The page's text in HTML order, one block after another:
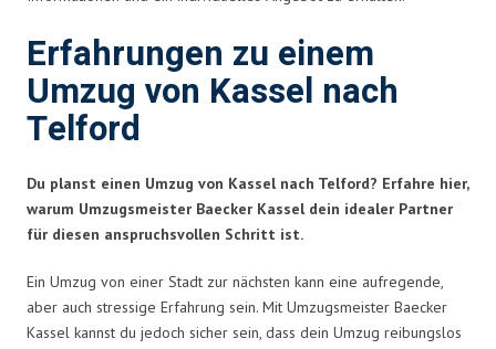
Erfahrungen zu einem
Umzug von Kassel nach
Telford
Du planst einen Umzug von Kassel nach Telford? Erfahre hier,
warum Umzugsmeister Baecker Kassel dein idealer Partner
für diesen anspruchsvollen Schritt ist.
Ein Umzug von einer Stadt zur nächsten kann eine aufregende,
aber auch stressige Erfahrung sein. Mit Umzugsmeister Baecker
Kassel kannst du jedoch sicher sein, dass dein Umzug reibungslos